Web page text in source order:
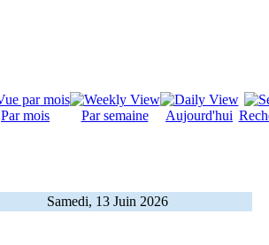
Par mois Par semaine Aujourd'hui
Samedi, 13 Juin 2026